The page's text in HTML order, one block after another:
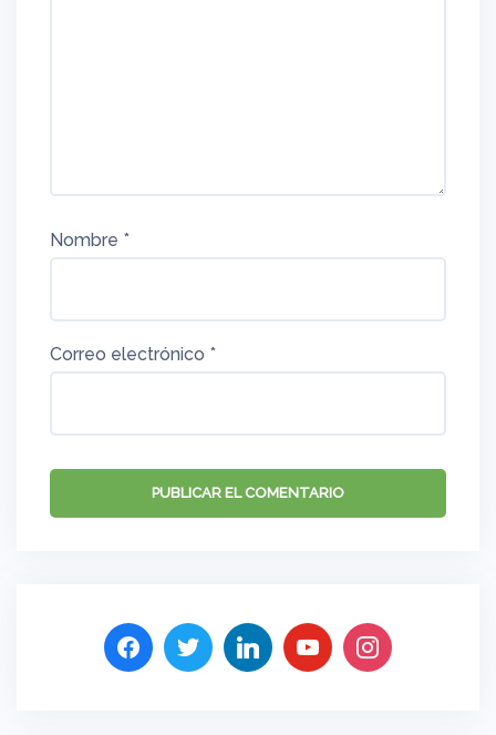
Nombre *
Correo electrónico *